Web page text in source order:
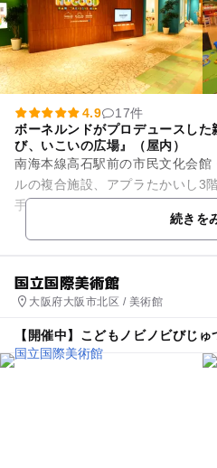
4.9
17件
ボーネルンドがプロデュースし
び、いこいの広場』（屋内）
南海本線高石駅前の市民文化会
ルの複合施設、アプラたかいし3
手掛ける『HUGOOD（ハグッド
続きを
国立国際美術館
大阪府大阪市北区 / 美術館
【開催中】こどもノビノビびじゅ